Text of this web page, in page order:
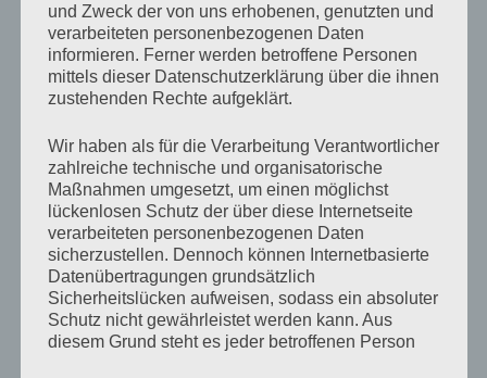
Antworten
Deine E-Mail-Adresse wird nicht veröffentlicht.
Erforderliche Felder sind mit*markiert
Kommentar*
und Zweck der von uns erhobenen, genutzten und
verarbeiteten personenbezogenen Daten
informieren. Ferner werden betroffene Personen
mittels dieser Datenschutzerklärung über die ihnen
zustehenden Rechte aufgeklärt.
Wir haben als für die Verarbeitung Verantwortlicher
zahlreiche technische und organisatorische
Maßnahmen umgesetzt, um einen möglichst
lückenlosen Schutz der über diese Internetseite
verarbeiteten personenbezogenen Daten
sicherzustellen. Dennoch können Internetbasierte
Datenübertragungen grundsätzlich
Sicherheitslücken aufweisen, sodass ein absoluter
Schutz nicht gewährleistet werden kann. Aus
diesem Grund steht es jeder betroffenen Person